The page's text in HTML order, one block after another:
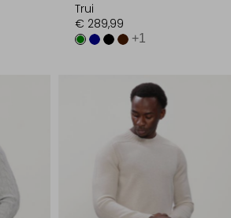
Trui
€ 289,99
+1